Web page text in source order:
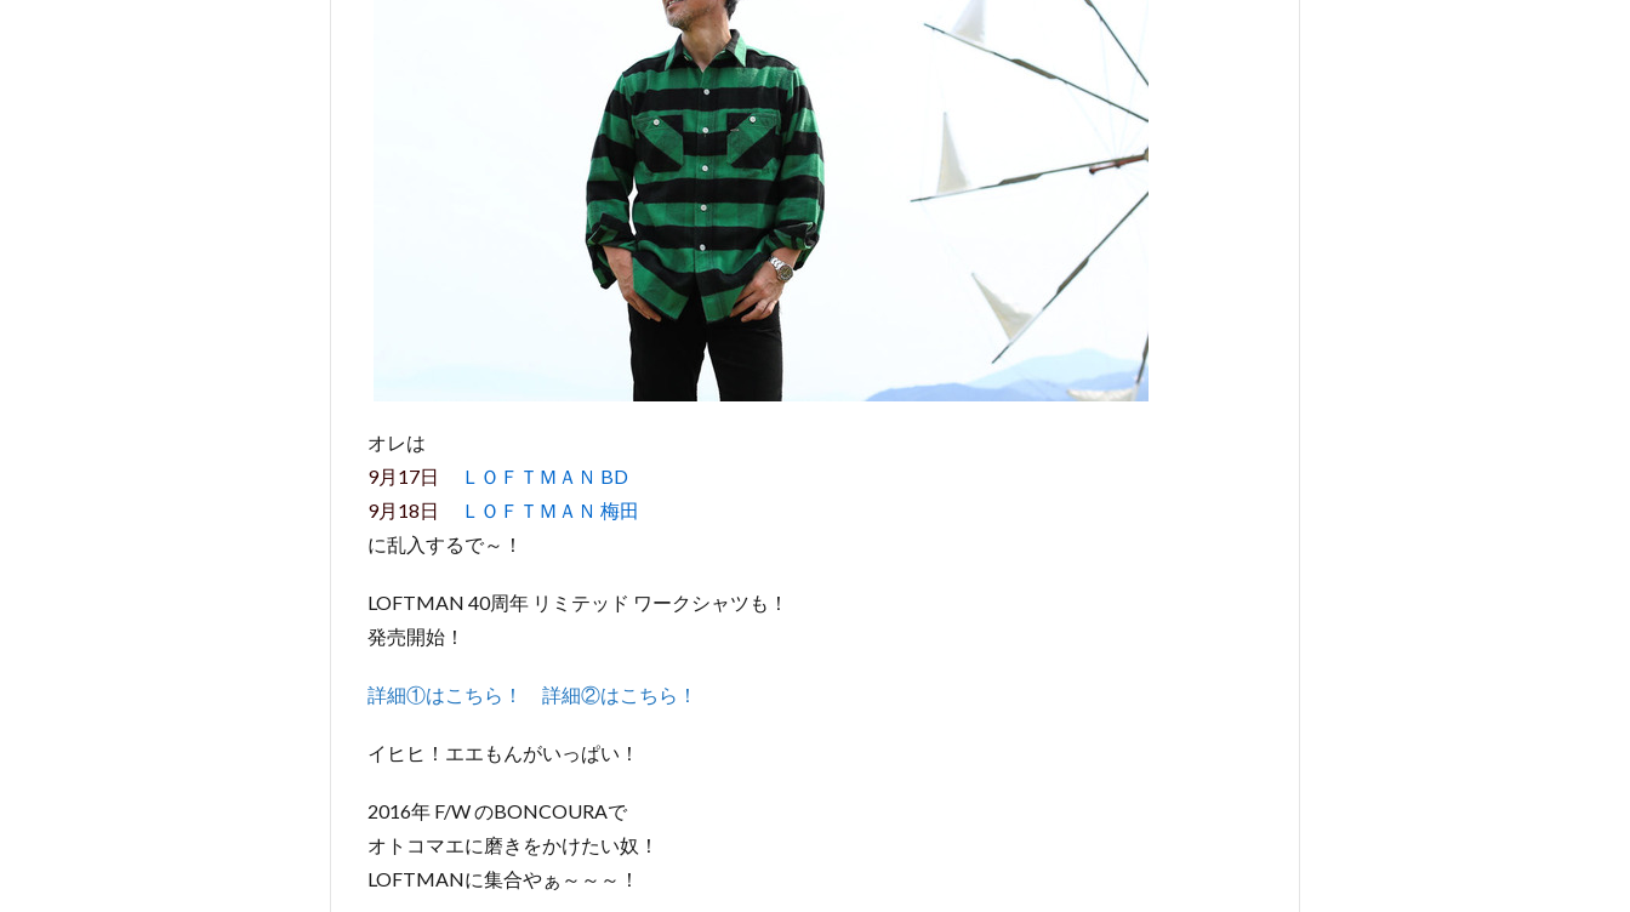
オレは
9月17日
ＬＯＦＴＭＡＮ BD
9月18日
ＬＯＦＴＭＡＮ 梅田
に乱入するで～！
LOFTMAN 40周年 リミテッド ワークシャツも！
発売開始！
詳細①はこちら！ 詳細②はこちら！
イヒヒ！エエもんがいっぱい！
2016年 F/W のBONCOURAで
オトコマエに磨きをかけたい奴！
LOFTMANに集合やぁ～～～！